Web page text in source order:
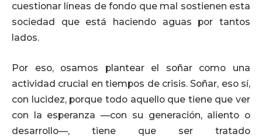
cuestionar líneas de fondo que mal sostienen esta
sociedad que está haciendo aguas por tantos
lados.
Por eso, osamos plantear el soñar como una
actividad crucial en tiempos de crisis. Soñar, eso sí,
con lucidez, porque todo aquello que tiene que ver
con la esperanza —con su generación, aliento o
desarrollo—, tiene que ser tratado